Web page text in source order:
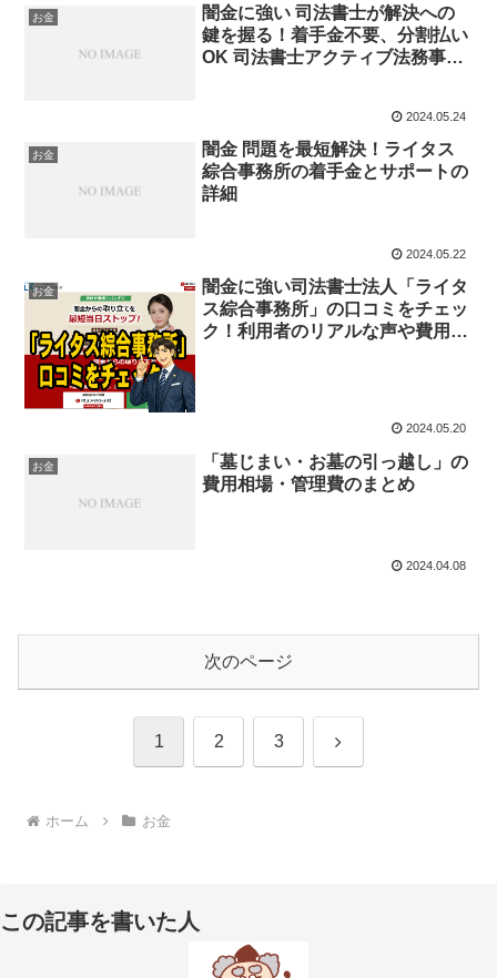
お金
闇金に強い 司法書士が解決への
鍵を握る！着手金不要、分割払い
OK 司法書士アクティブ法務事務
2024.05.24
お金
闇金 問題を最短解決！ライタス
綜合事務所の着手金とサポートの
詳細
2024.05.22
お金
闇金に強い司法書士法人「ライタ
ス綜合事務所」の口コミをチェッ
ク！利用者のリアルな声や費用や
2024.05.20
お金
「墓じまい・お墓の引っ越し」の
費用相場・管理費のまとめ
2024.04.08
次のページ
1 2 3 次
ホーム お金
この記事を書いた人